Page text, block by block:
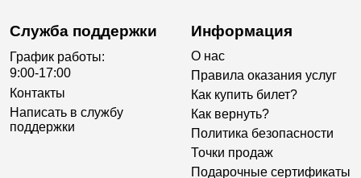
Служба поддержки
График работы:
9:00-17:00
Контакты
Написать в службу
поддержки
Информация
О нас
Правила оказания услуг
Как купить билет?
Как вернуть?
Политика безопасности
Точки продаж
Подарочные сертификаты